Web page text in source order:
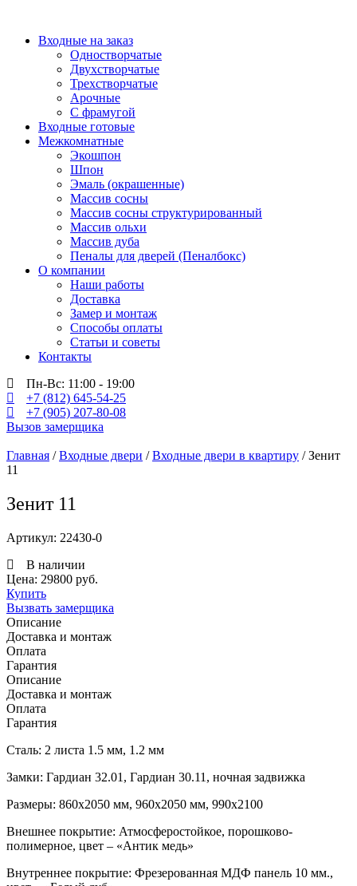
содержимому
Входные на заказ
Одностворчатые
Двухстворчатые
Трехстворчатые
Арочные
С фрамугой
Входные готовые
Межкомнатные
Экошпон
Шпон
Эмаль (окрашенные)
Массив сосны
Массив сосны структурированный
Массив ольхи
Массив дуба
Пеналы для дверей (Пеналбокс)
О компании
Наши работы
Доставка
Замер и монтаж
Способы оплаты
Статьи и советы
Контакты
Пн-Вс: 11:00 - 19:00
+7 (812) 645-54-25
+7 (905) 207-80-08
Вызов замерщика
Главная /Входные двери /Входные двери в квартиру / Зенит
11
Зенит 11
Артикул: 22430-0
В наличии
Цена: 29800 руб.
Купить
Вызвать замерщика
Описание
Доставка и монтаж
Оплата
Гарантия
Описание
Доставка и монтаж
Оплата
Гарантия
Сталь: 2 листа 1.5 мм, 1.2 мм
Замки: Гардиан 32.01, Гардиан 30.11, ночная задвижка
Размеры: 860х2050 мм, 960х2050 мм, 990х2100
Внешнее покрытие: Атмосферостойкое, порошково-
полимерное, цвет – «Антик медь»
Внутреннеe покрытие: Фрезерованная МДФ панель 10 мм.,